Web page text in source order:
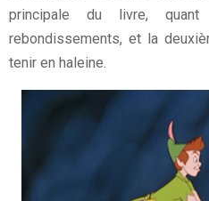
principale du livre,
rebondissements, et la
tenir en haleine.